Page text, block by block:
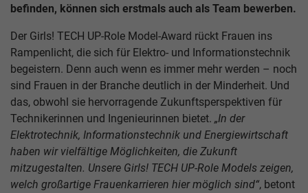
befinden, können sich erstmals auch als Team bewerben.
Der Girls! TECH UP-Role Model-Award rückt Frauen ins
Rampenlicht, die sich für Elektro- und Informationstechnik
begeistern. Denn auch wenn es immer mehr werden – noch
sind Frauen in der Branche deutlich in der Minderheit. Und
das, obwohl sie hervorragende Zukunftsperspektiven für
Technikerinnen und Ingenieurinnen bietet. „In der
Elektrotechnik, Informationstechnik und Energiewirtschaft
haben wir vielfältige Möglichkeiten, die Zukunft
mitzugestalten. Unsere Girls! TECH UP-Role Models zeigen,
welch großartige Frauenkarrieren hier möglich sind“, betont